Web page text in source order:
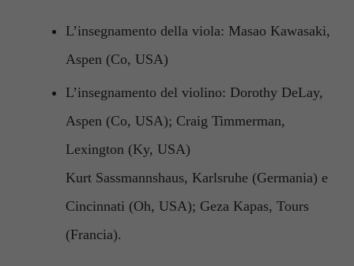
L’insegnamento della viola: Masao Kawasaki,
Aspen (Co, USA)
L’insegnamento del violino: Dorothy DeLay,
Aspen (Co, USA); Craig Timmerman,
Lexington (Ky, USA)
Kurt Sassmannshaus, Karlsruhe (Germania) e
Cincinnati (Oh, USA); Geza Kapas, Tours
(Francia).